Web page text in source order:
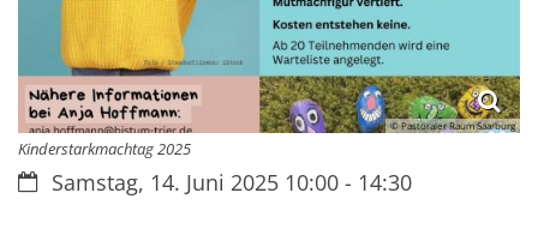
© Pastoraler Raum Saarburg
Kinderstarkmachtag 2025
Datum:Samstag, 14. Juni 2025 10:00 - 14:30